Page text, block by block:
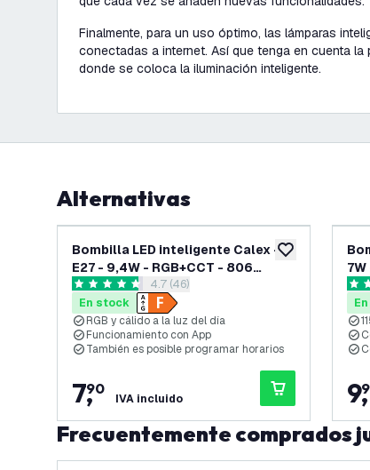
Finalmente, para un uso óptimo, las lámparas
conectadas a internet. Así que tenga en cuenta la
donde se coloca la iluminación inteligente.
Alternativas
añadir a lista
Bombilla LED inteligente Calex -
E27 - 9,4W - RGB+CCT - 806
lúmenes abrir el panel de reseñas
4.7 estrellas de puntuación
4.7 (46)
En stock
RGB y cálido a la luz del día
Funcionamiento con App
También es posible programar horarios
7,
90
IVA incluido
4.9
9,
Frecuentemente comprados